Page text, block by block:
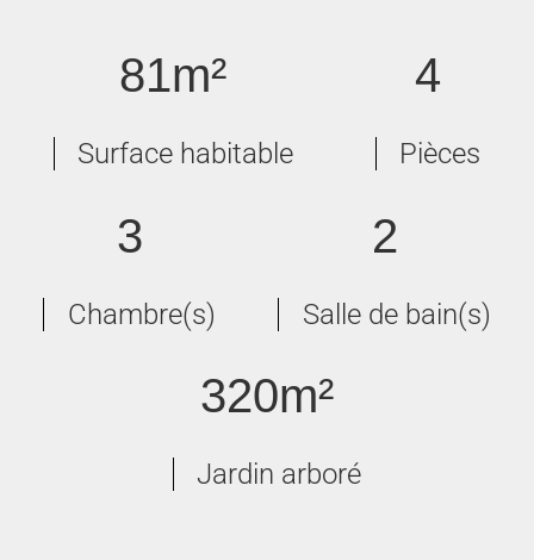
81m²
Surface habitable
4
Pièces
3
Chambre(s)
2
Salle de bain(s)
320m²
Jardin arboré